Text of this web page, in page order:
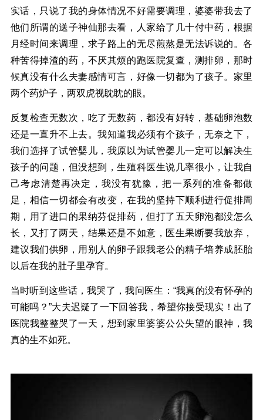
实话，只说了我的身体情况不好需要调理，婆婆带我去了
他们所谓的送子神仙那去看，人家给了几十付中药，根据
月经时间来调理，求子路上的无尽煎熬是无法诉说的。各
种苦得掉渣的药，不厌其烦的跑医院复查，测排卵，那时
候真没有什么夫妻感情可言，好像一切都为了孩子。家里
两个药炉子，两双虎视眈眈的眼。
反复检查无数次，吃了无数药，都没有好转，基础卵泡数
还是一直升不上去。我知道我必须有个孩子，无奈之下，
我们选择了试管婴儿，我原以为试管婴儿一定可以解决生
孩子的问题，但没想到，生殖科医生说几率很小，让我自
己考虑清楚再决定，我没有犹豫，把一系列的准备都做
足，相信一切都会有改变，在我的坚持下顺利进行促排周
期，用了进口的果纳芬促排药，但打了五天卵泡都没怎么
长，又打了两天，结果还是不如意，医生果断要我放弃，
建议我们供卵，用别人的卵子跟我老公的精子培养成胚胎
以后在我的肚子里孕育。
当时听到这些话，我哭了，我问医生：“我真的没有怀孕的
可能吗？”大夫迟疑了一下回答我，希望你接受现实！出了
医院我整整哭了一天，想到家里婆婆公公失望的眼神，我
真的生不如死。